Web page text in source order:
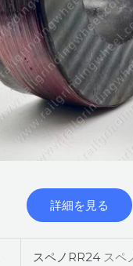
詳細を見る
スペノRR24 スペ